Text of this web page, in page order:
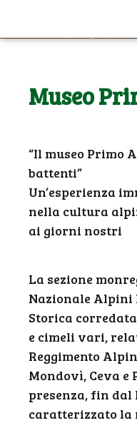
Museo
“Il museo Primo
battenti”
Un’esperienza
nella cultura
ai giorni nostri
La sezione
Nazionale Alpini
Storica
e cimeli vari,
Reggimento
Mondovì, Ceva e
presenza, fin dal
caratterizzato la